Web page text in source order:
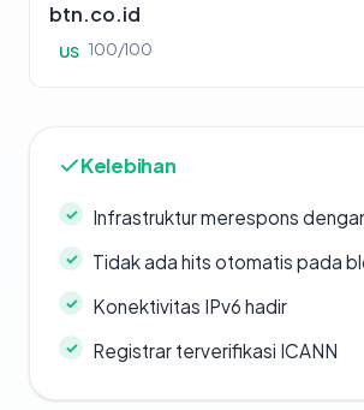
btn.co.id
US 100/100
Kelebihan
Infrastruktur merespons
Tidak ada hits otomatis pada
Konektivitas IPv6 hadir
Registrar terverifikasi ICANN